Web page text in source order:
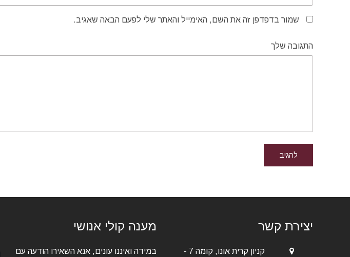
שמור בדפדפן זה את השם, האימייל והאתר שלי לפעם הבאה שאגיב.
התגובה שלך
יצירת קשר
קניון קרית אונו, קומה 7 -
מענה קולי אנושי
במידה ואיננו עונים, אנא השאירו הודעה עם